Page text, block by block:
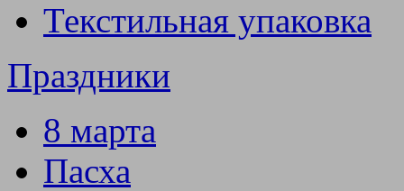
Текстильная упаковка
Праздники
8 марта
Пасха